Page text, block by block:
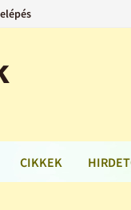
CIKKEK